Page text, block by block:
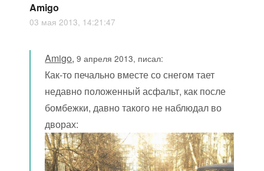
Amigo
03 мая 2013, 14:21:47
Amigo,9 апреля 2013, писал:
Как-то печально вместе со снегом тает
недавно положенный асфальт, как после
бомбежки, давно такого не наблюдал во
дворах: